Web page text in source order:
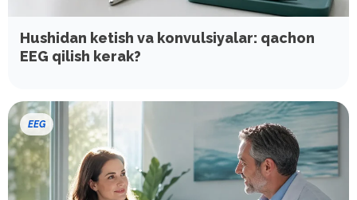
Hushidan ketish va konvulsiyalar: qachon
EEG qilish kerak?
EEG